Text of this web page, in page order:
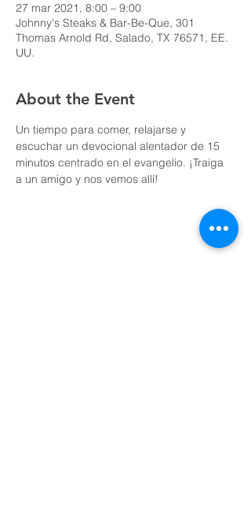
27 mar 2021, 8:00 – 9:00
Johnny's Steaks & Bar-Be-Que, 301
Thomas Arnold Rd, Salado, TX 76571, EE.
UU.
About the Event
Un tiempo para comer, relajarse y
escuchar un devocional alentador de 15
minutos centrado en el evangelio. ¡Traiga
a un amigo y nos vemos allí!